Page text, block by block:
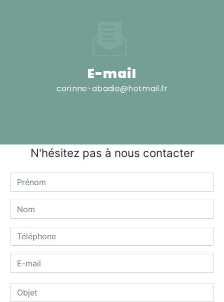
E-mail
corinne-abadie@hotmail.fr
N'hésitez pas à nous contacter